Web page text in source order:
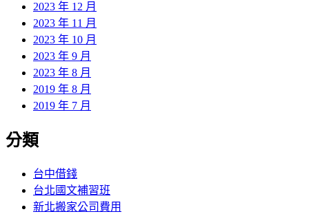
2023 年 12 月
2023 年 11 月
2023 年 10 月
2023 年 9 月
2023 年 8 月
2019 年 8 月
2019 年 7 月
分類
台中借錢
台北國文補習班
新北搬家公司費用